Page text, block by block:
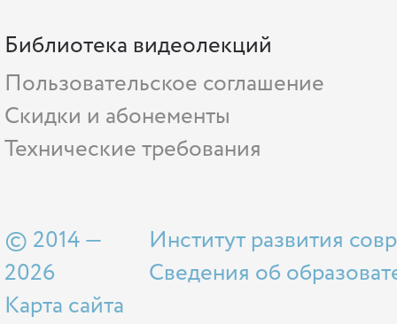
Библиотека видеолекций
Пользовательское соглашение
Скидки и абонементы
Технические требования
© 2014 —
2026
Карта сайта
Институт развития
Сведения об